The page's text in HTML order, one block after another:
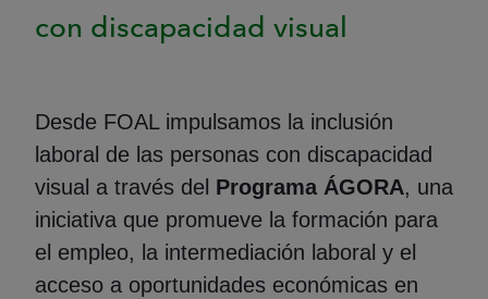
con discapacidad visual
Desde FOAL impulsamos la inclusión
laboral de las personas con discapacidad
visual a través del Programa ÁGORA, una
iniciativa que promueve la formación para
el empleo, la intermediación laboral y el
acceso a oportunidades económicas en